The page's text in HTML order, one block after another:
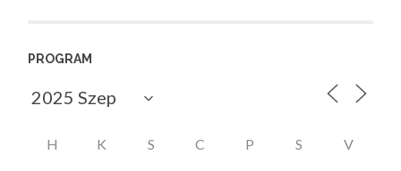
PROGRAM
H K S C P S V